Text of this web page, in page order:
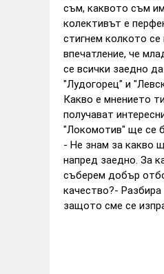
съм, каквото съм
колективът е
стигнем колкото
впечатление, че
се всички заедно
"Лудогорец" и
Какво е мнението
получават
"Локомотив" ще се
- Не знам за какво
напред заедно. За
съберем добър
качество?-
защото сме се